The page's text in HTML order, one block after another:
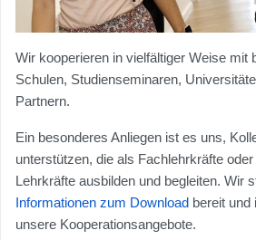
Wir kooperieren in vielfältiger Weise mit
Schulen, Studienseminaren,
Partnern.
Ein besonderes Anliegen ist es uns,
unterstützen, die als Fachlehrkräfte
Lehrkräfte ausbilden und begleiten. Wir
Informationen zum Download bereit und
unsere Kooperationsangebote.